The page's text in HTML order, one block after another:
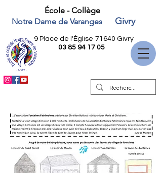
École - Collège
Notre Dame de Varanges
Givry
9 Place de l'Église 71640 Givry
03 85 94 17 05